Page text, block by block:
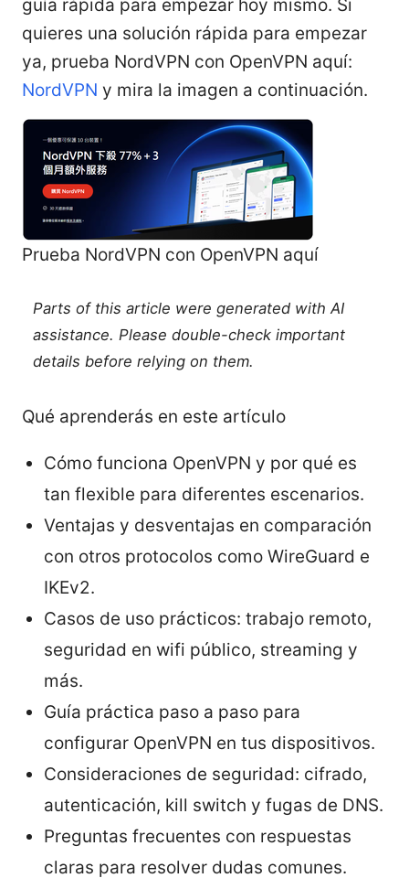
guía rápida para empezar hoy mismo. Si
quieres una solución rápida para empezar
ya, prueba NordVPN con OpenVPN aquí:
NordVPN y mira la imagen a continuación.
Prueba NordVPN con OpenVPN aquí
Parts of this article were generated with AI
assistance. Please double-check important
details before relying on them.
Qué aprenderás en este artículo
Cómo funciona OpenVPN y por qué es
tan flexible para diferentes escenarios.
Ventajas y desventajas en comparación
con otros protocolos como WireGuard e
IKEv2.
Casos de uso prácticos: trabajo remoto,
seguridad en wifi público, streaming y
más.
Guía práctica paso a paso para
configurar OpenVPN en tus dispositivos.
Consideraciones de seguridad: cifrado,
autenticación, kill switch y fugas de DNS.
Preguntas frecuentes con respuestas
claras para resolver dudas comunes.